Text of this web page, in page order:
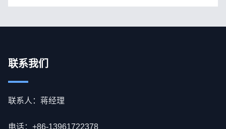
联系我们
联系人：蒋经理
电话：+86-13961722378